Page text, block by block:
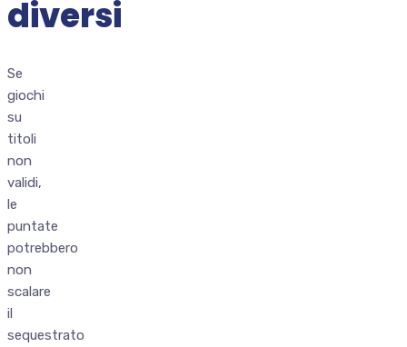
diversi
Se
giochi
su
titoli
non
validi,
le
puntate
potrebbero
non
scalare
il
sequestrato